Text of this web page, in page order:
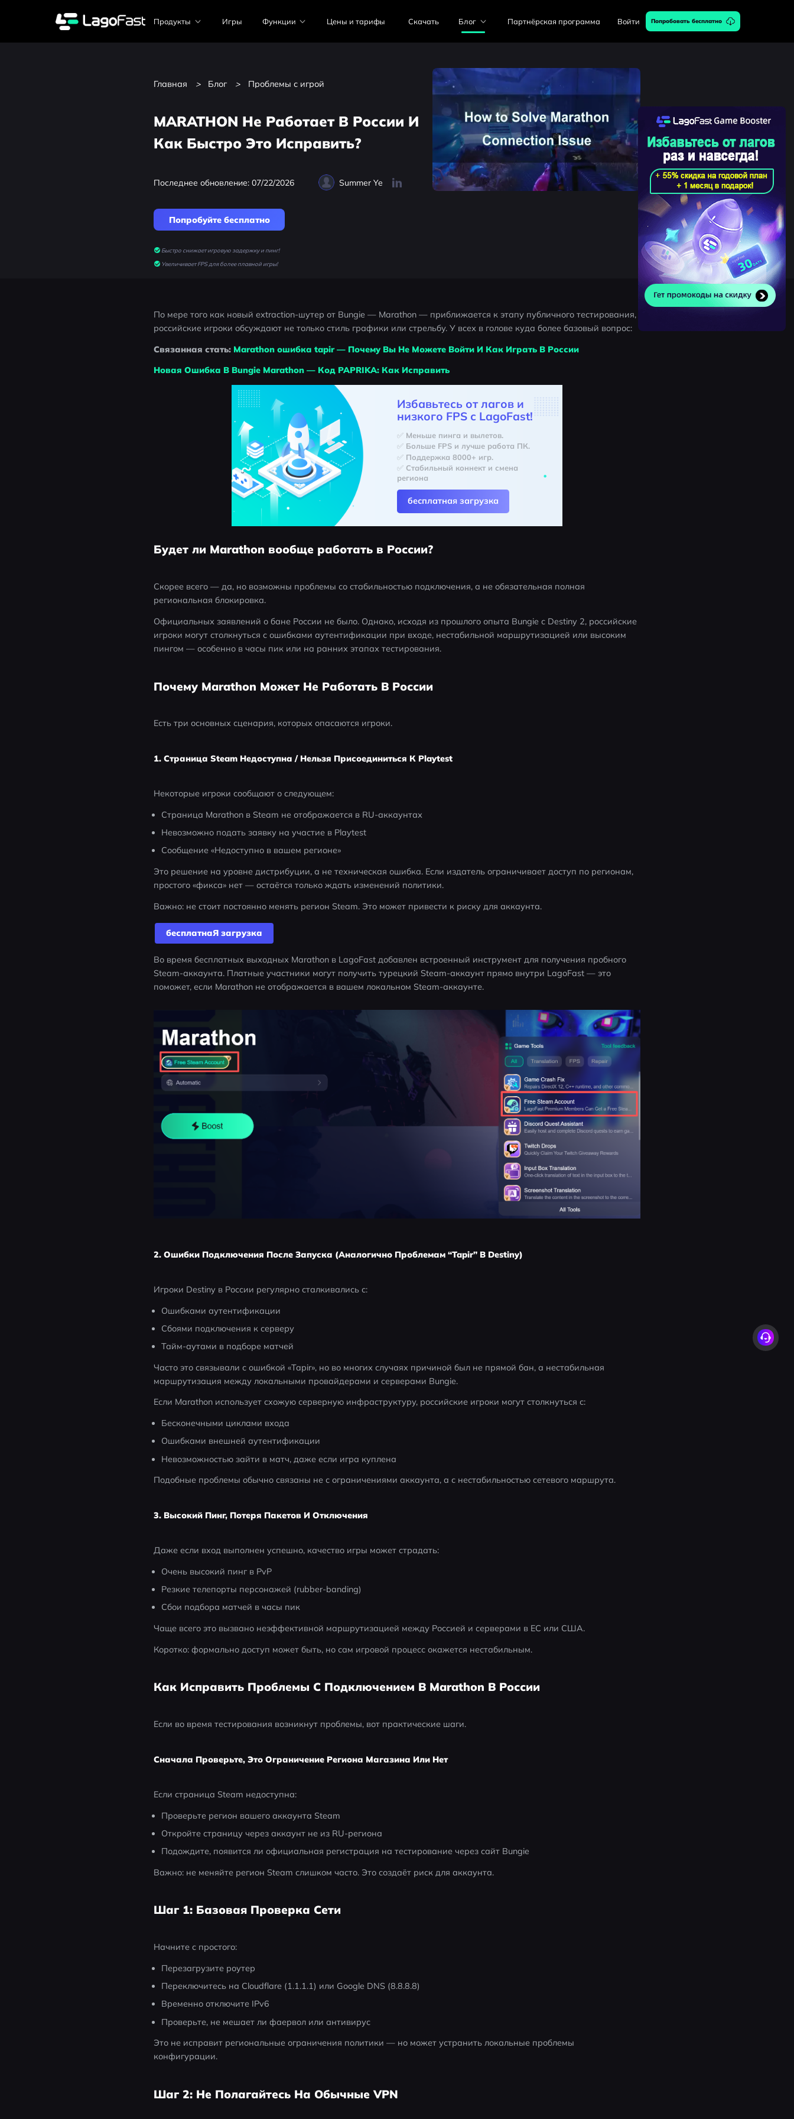
Продукты Игры Функции Цены и тарифы Скачать Блог Партнёрская программа Войти Попробовать бесплатно
Главная > Блог > Проблемы с игрой
MARATHON Не Работает В России И
Как Быстро Это Исправить?
Последнее обновление: 07/22/2026 Summer Ye
Попробуйте бесплатно
Быстро снижает игровую задержку и пинг!
Увеличивает FPS для более плавной игры!
По мере того как новый extraction-шутер от Bungie — Marathon — приближается к этапу публичного тестирования,
российские игроки обсуждают не только стиль графики или стрельбу. У всех в голове куда более базовый вопрос:
Связанная стать: Marathon ошибка tapir — Почему Вы Не Можете Войти И Как Играть В России
Новая Ошибка В Bungie Marathon — Код PAPRIKA: Как Исправить
Избавьтесь от лагов и
низкого FPS с LagoFast!
✅ Меньше пинга и вылетов.
✅ Больше FPS и лучше работа ПК.
✅ Поддержка 8000+ игр.
✅ Стабильный коннект и смена
региона
бесплатная загрузка
Будет ли Marathon вообще работать в России?
Скорее всего — да, но возможны проблемы со стабильностью подключения, а не обязательная полная
региональная блокировка.
Официальных заявлений о бане России не было. Однако, исходя из прошлого опыта Bungie с Destiny 2, российские
игроки могут столкнуться с ошибками аутентификации при входе, нестабильной маршрутизацией или высоким
пингом — особенно в часы пик или на ранних этапах тестирования.
Почему Marathon Может Не Работать В России
Есть три основных сценария, которых опасаются игроки.
1. Страница Steam Недоступна / Нельзя Присоединиться К Playtest
Некоторые игроки сообщают о следующем:
Страница Marathon в Steam не отображается в RU-аккаунтах
Невозможно подать заявку на участие в Playtest
Сообщение «Недоступно в вашем регионе»
Это решение на уровне дистрибуции, а не техническая ошибка. Если издатель ограничивает доступ по регионам,
простого «фикса» нет — остаётся только ждать изменений политики.
Важно: не стоит постоянно менять регион Steam. Это может привести к риску для аккаунта.
бесплатнаЯ загрyзка
Во время бесплатных выходных Marathon в LagoFast добавлен встроенный инструмент для получения пробного
Steam-аккаунта. Платные участники могут получить турецкий Steam-аккаунт прямо внутри LagoFast — это
поможет, если Marathon не отображается в вашем локальном Steam-аккаунте.
2. Ошибки Подключения После Запуска (Аналогично Проблемам “Tapir” В Destiny)
Игроки Destiny в России регулярно сталкивались с:
Ошибками аутентификации
Сбоями подключения к серверу
Тайм-аутами в подборе матчей
Часто это связывали с ошибкой «Tapir», но во многих случаях причиной был не прямой бан, а нестабильная
маршрутизация между локальными провайдерами и серверами Bungie.
Если Marathon использует схожую серверную инфраструктуру, российские игроки могут столкнуться с:
Бесконечными циклами входа
Ошибками внешней аутентификации
Невозможностью зайти в матч, даже если игра куплена
Подобные проблемы обычно связаны не с ограничениями аккаунта, а с нестабильностью сетевого маршрута.
3. Высокий Пинг, Потеря Пакетов И Отключения
Даже если вход выполнен успешно, качество игры может страдать:
Очень высокий пинг в PvP
Резкие телепорты персонажей (rubber-banding)
Сбои подбора матчей в часы пик
Чаще всего это вызвано неэффективной маршрутизацией между Россией и серверами в ЕС или США.
Коротко: формально доступ может быть, но сам игровой процесс окажется нестабильным.
Как Исправить Проблемы С Подключением В Marathon В России
Если во время тестирования возникнут проблемы, вот практические шаги.
Сначала Проверьте, Это Ограничение Региона Магазина Или Нет
Если страница Steam недоступна:
Проверьте регион вашего аккаунта Steam
Откройте страницу через аккаунт не из RU-региона
Подождите, появится ли официальная регистрация на тестирование через сайт Bungie
Важно: не меняйте регион Steam слишком часто. Это создаёт риск для аккаунта.
Шаг 1: Базовая Проверка Сети
Начните с простого:
Перезагрузите роутер
Переключитесь на Cloudflare (1.1.1.1) или Google DNS (8.8.8.8)
Временно отключите IPv6
Проверьте, не мешает ли фаервол или антивирус
Это не исправит региональные ограничения политики — но может устранить локальные проблемы
конфигурации.
Шаг 2: Не Полагайтесь На Обычные VPN